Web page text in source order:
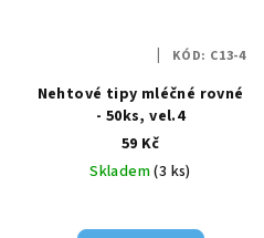
Nehtové tipy mléčné rovné
- 50ks, vel.4
59 Kč
Skladem(3 ks)
KÓD: C13-4